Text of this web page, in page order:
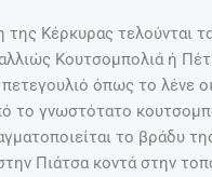
της Κέρκυρας τελούνται
Κουτσομπολιά ή
όπως το λένε
το γνωστότατο
το βράδυ
Πιάτσα κοντά στην